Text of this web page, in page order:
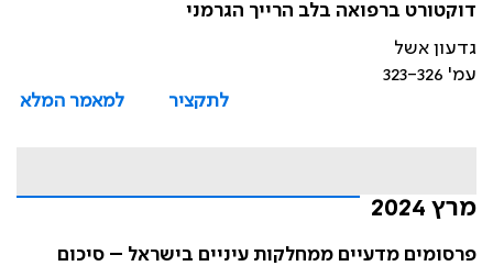
דוקטורט ברפואה בלב הרייך הגרמני
גדעון אשל
עמ' 323-326
לתקציר
למאמר המלא
מרץ 2024
פרסומים מדעיים ממחלקות עיניים בישראל – סיכום